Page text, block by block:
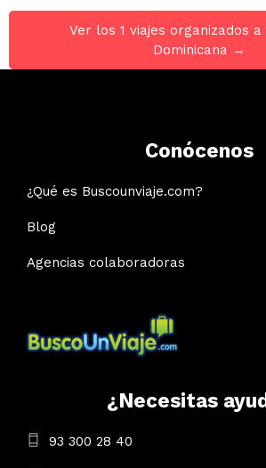
Ver los 1 viajes organizados a
Dominicana →
Conócenos
¿Qué es Buscounviaje.com?
Blog
Agencias colaboradoras
¿Necesitas
93 300 28 40